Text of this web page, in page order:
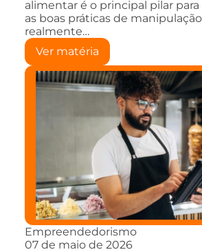
alimentar é o principal pilar
as boas práticas de
realmente…
Ver matéria
Empreendedorismo
07 de maio de 2026